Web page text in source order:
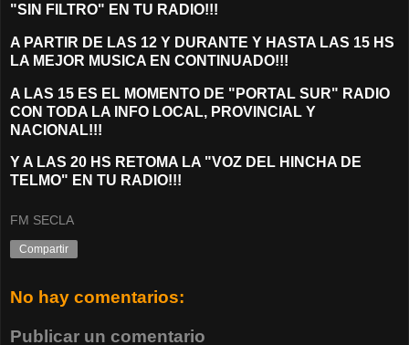
"SIN FILTRO" EN TU RADIO!!!
A PARTIR DE LAS 12 Y DURANTE Y HASTA LAS 15 HS
LA M EJOR MUSICA EN CONTINUADO!!!
A LAS 15 ES EL MOMENTO DE "PORTAL SUR" RADIO
CON TODA LA INFO LOCAL, PROVINCIAL Y
NACIONAL!!!
Y A LAS 20 HS RETOMA LA "VOZ DEL HINCHA DE
TELMO" EN TU RADIO!!!
FM SECLA
Compartir
No hay comentarios:
Publicar un comentario